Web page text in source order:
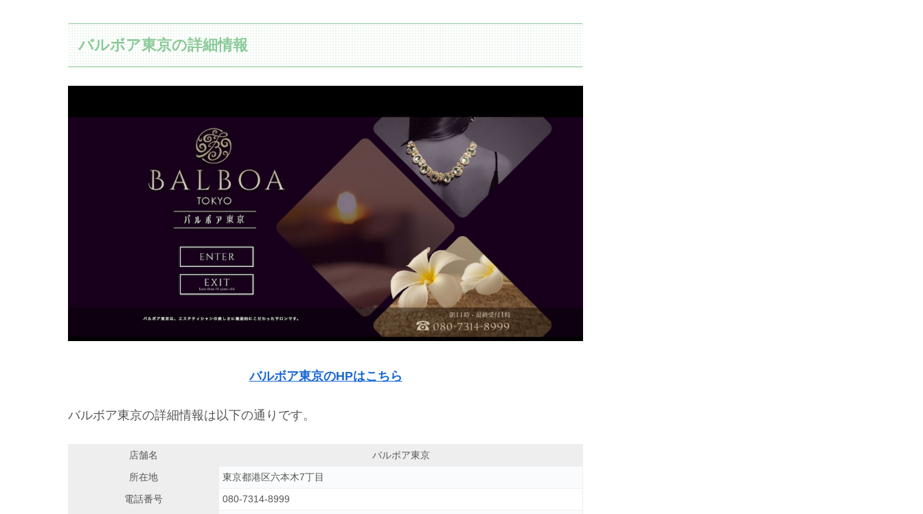
バルボア東京の詳細情報
バルボア東京のHPはこちら
バルボア東京の詳細情報は以下の通りです。
店舗名
バルボア東京
所在地
東京都港区六本木7丁目
電話番号
080-7314-8999